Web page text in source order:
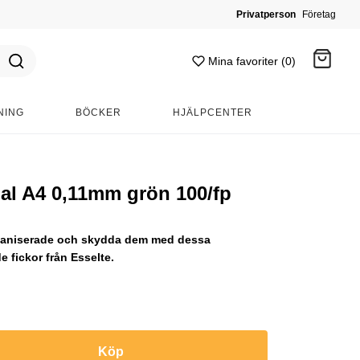
Privatperson Företag
Mina favoriter (0)
BÖCKER HJÄLPCENTER
A4 0,11mm grön 100/fp
och skydda dem med dessa
fickor från Esselte.
Köp